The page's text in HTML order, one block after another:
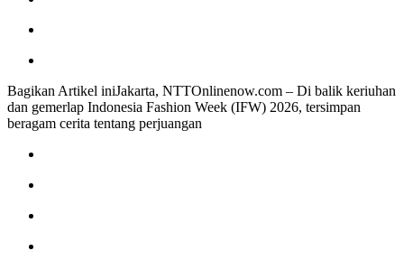
Bagikan Artikel iniJakarta, NTTOnlinenow.com – Di balik keriuhan
dan gemerlap Indonesia Fashion Week (IFW) 2026, tersimpan
beragam cerita tentang perjuangan